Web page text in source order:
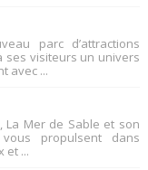
parc d’attractions
ses visiteurs un univers
avec ...
La Mer de Sable et son
propulsent dans
et ...